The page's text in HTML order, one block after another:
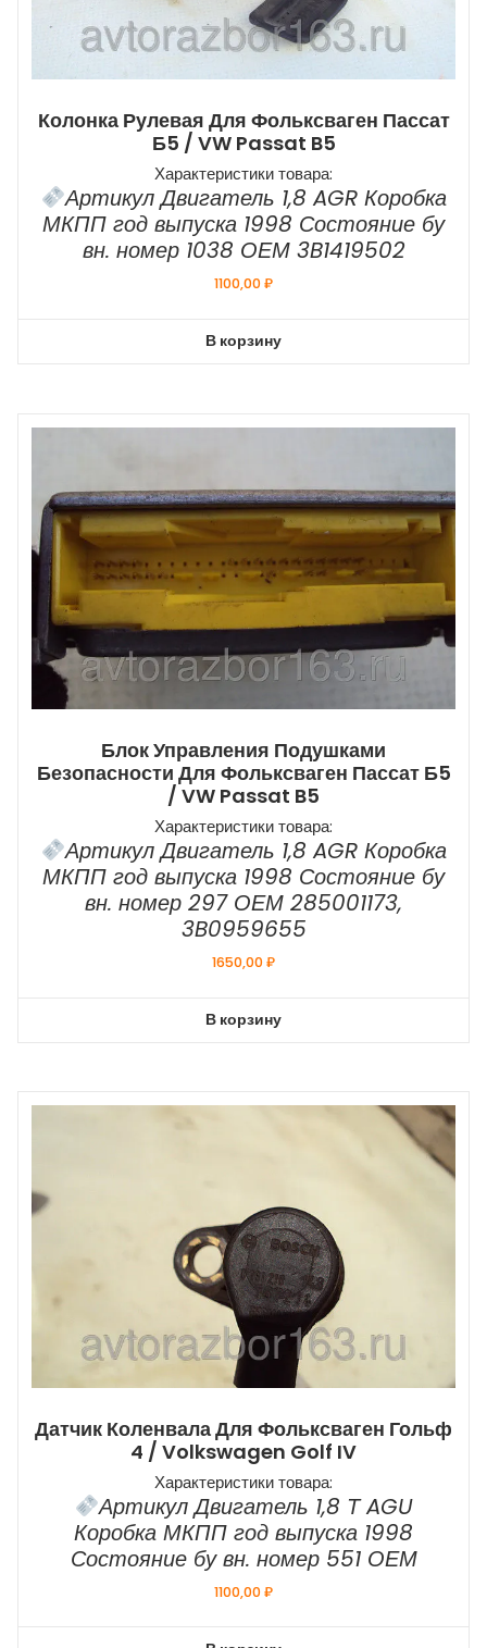
Колонка Рулевая Для Фольксваген Пассат
Б5 / VW Passat B5
Характеристики товара:
Артикул Двигатель 1,8 AGR Коробка
МКПП год выпуска 1998 Состояние бу
вн. номер 1038 ОЕМ 3B1419502
1100,00₽
В корзину
Блок Управления Подушками
Безопасности Для Фольксваген Пассат Б5
/ VW Passat B5
Характеристики товара:
Артикул Двигатель 1,8 AGR Коробка
МКПП год выпуска 1998 Состояние бу
вн. номер 297 ОЕМ 285001173,
3B0959655
1650,00₽
В корзину
Датчик Коленвала Для Фольксваген Гольф
4 / Volkswagen Golf IV
Характеристики товара:
Артикул Двигатель 1,8 Т AGU
Коробка МКПП год выпуска 1998
Состояние бу вн. номер 551 ОЕМ
1100,00₽